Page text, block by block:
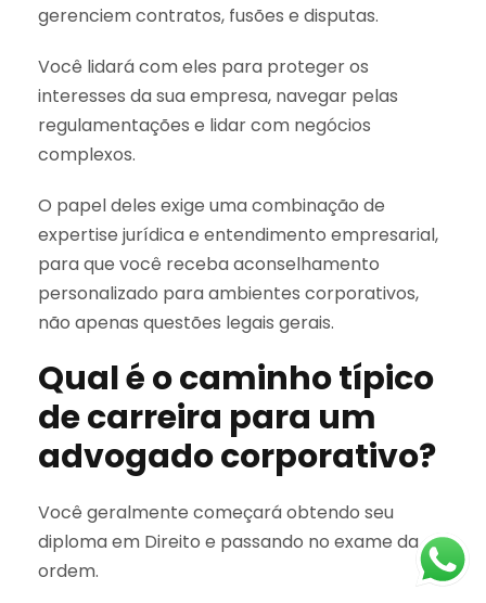
gerenciem contratos, fusões e disputas.
Você lidará com eles para proteger os
interesses da sua empresa, navegar pelas
regulamentações e lidar com negócios
complexos.
O papel deles exige uma combinação de
expertise jurídica e entendimento empresarial,
para que você receba aconselhamento
personalizado para ambientes corporativos,
não apenas questões legais gerais.
Qual é o caminho típico
de carreira para um
advogado corporativo?
Você geralmente começará obtendo seu
diploma em Direito e passando no exame da
ordem.